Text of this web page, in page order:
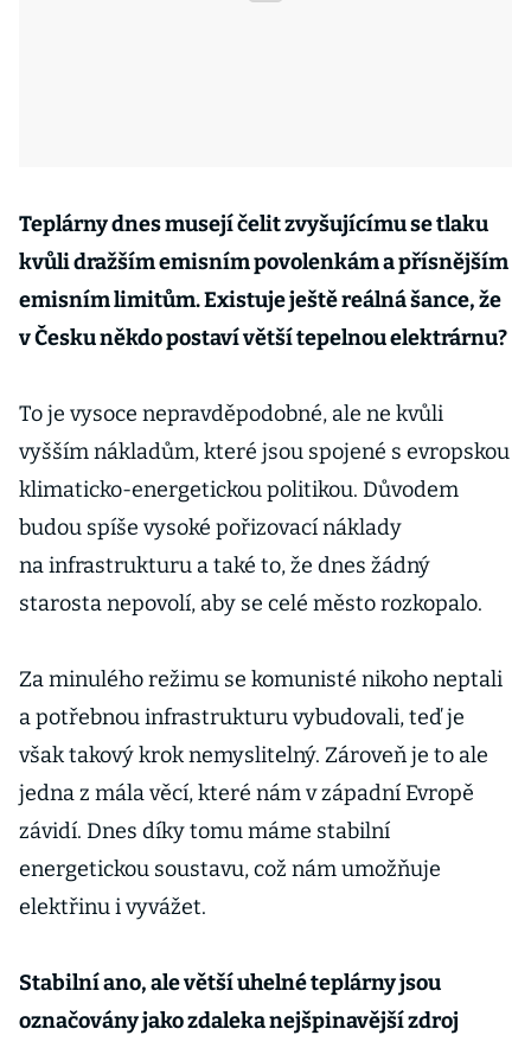
Teplárny dnes musejí čelit zvyšujícímu se tlaku
kvůli dražším emisním povolenkám a přísnějším
emisním limitům. Existuje ještě reálná šance, že
v Česku někdo postaví větší tepelnou elektrárnu?
To je vysoce nepravděpodobné, ale ne kvůli
vyšším nákladům, které jsou spojené s evropskou
klimaticko-energetickou politikou. Důvodem
budou spíše vysoké pořizovací náklady
na infrastrukturu a také to, že dnes žádný
starosta nepovolí, aby se celé město rozkopalo.
Za minulého režimu se komunisté nikoho neptali
a potřebnou infrastrukturu vybudovali, teď je
však takový krok nemyslitelný. Zároveň je to ale
jedna z mála věcí, které nám v západní Evropě
závidí. Dnes díky tomu máme stabilní
energetickou soustavu, což nám umožňuje
elektřinu i vyvážet.
Stabilní ano, ale větší uhelné teplárny jsou
označovány jako zdaleka nejšpinavější zdroj